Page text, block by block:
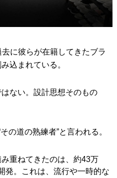
に彼らが在籍してきたブラ
込まれている。
ない。設計思想そのもの
の道の熟練者”と言われる。
重ねてきたのは、約43万
発。これは、流行や一時的な